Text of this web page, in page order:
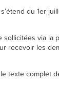
du 1er
via la
recevoir les
texte complet